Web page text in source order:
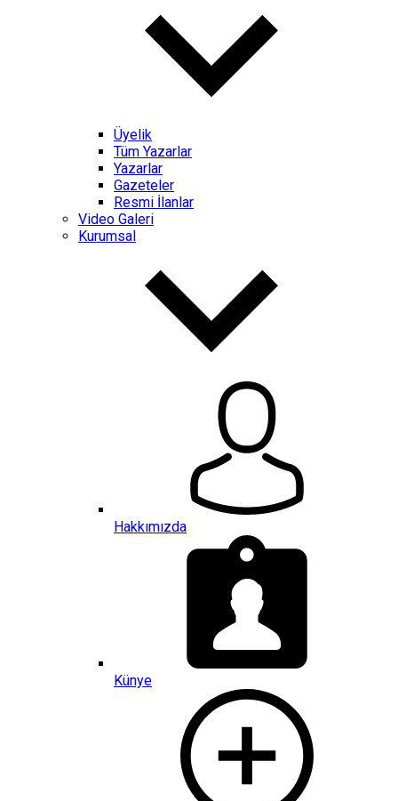
Üyelik
Tüm Yazarlar
Yazarlar
Gazeteler
Resmi İlanlar
Video Galeri
Kurumsal
Hakkımızda
Künye